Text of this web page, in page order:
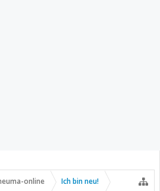
online Ich bin neu!